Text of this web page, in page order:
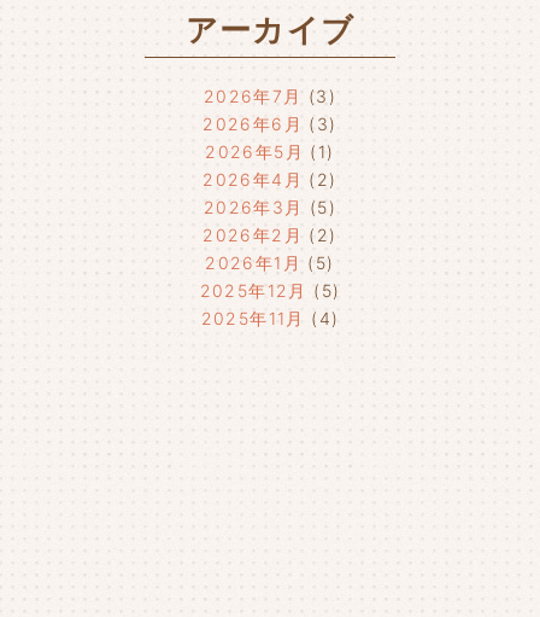
アーカイブ
2026年7月
(3)
2026年6月 (3)
2026年5月 (1)
2026年4月 (2)
2026年3月
(5)
2026年2月 (2)
2026年1月 (5)
2025年12月
(5)
2025年11月
(4)
2025年8月
2025年6月
2025年1月